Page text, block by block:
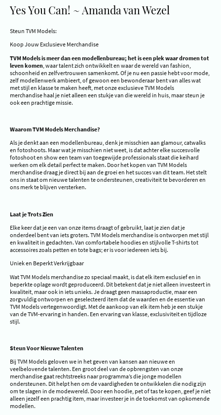
Yes You Can! ~ Amanda van Wezel
Steun TVM Models:
Koop Jouw Exclusieve Merchandise
TVM Models is meer dan een modellenbureau; het is een plek waar dromen tot
leven komen , waar talent zich ontwikkelt en waar de wereld van fashion,
schoonheid en zelfvertrouwen samenkomt. Of je nu een passie hebt voor mode,
zelf modellenwerk ambieert, of gewoon een bewonderaar bent van alles wat
met stijl en klasse te maken heeft, met onze exclusieve TVM Models
merchandise haal je niet alleen een stukje van die wereld in huis, maar steun je
ook een prachtige missie.
Waarom TVM Models Merchandise?
Als je denkt aan een modellenbureau, denk je misschien aan glamour, catwalks
en fotoshoots. Maar wat je misschien niet weet, is dat achter elke succesvolle
fotoshoot en show een team van toegewijde professionals staat die keihard
werken om elk detail perfect te maken. Door het kopen van TVM Models
merchandise draag je direct bij aan de groei en het succes van dit team. Het stelt
ons in staat om nieuwe talenten te ondersteunen, creativiteit te bevorderen en
ons merk te blijven versterken.
Laat je Trots Zien
Elke keer dat je een van onze items draagt of gebruikt, laat je zien dat je
onderdeel bent van iets groters. TVM Models merchandise is ontworpen met stijl
en kwaliteit in gedachten. Van comfortabele hoodies en stijlvolle T-shirts tot
accessoires zoals petten en tote bags; er is voor iedereen iets bij.
Uniek en Beperkt Verkrijgbaar
Wat TVM Models merchandise zo speciaal maakt, is dat elk item exclusief en in
beperkte oplage wordt geproduceerd. Dit betekent dat je niet alleen investeert in
kwaliteit, maar ook in iets unieks. Je draagt geen massaproductie, maar een
zorgvuldig ontworpen en geselecteerd item dat de waarden en de essentie van
TVM Models vertegenwoordigt. Met de aankoop van elk item heb je een stukje
van de TVM-ervaring in handen. Een ervaring van klasse, exclusiviteit en tijdloze
stijl.
Steun Voor Nieuwe Talenten
Bij TVM Models geloven we in het geven van kansen aan nieuwe en
veelbelovende talenten. Een groot deel van de opbrengsten van onze
merchandise gaat rechtstreeks naar programma’s die jonge modellen
ondersteunen. Dit helpt hen om de vaardigheden te ontwikkelen die nodig zijn
om te slagen in de modewereld. Door een hoodie, pet of tas te kopen, geef je niet
alleen jezelf een prachtig item, maar investeer je in de toekomst van opkomende
modellen.